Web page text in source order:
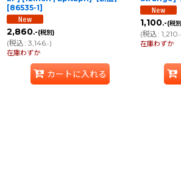
[86535-1]
2,860.-(税別)
(税込: 3,146.-)
在庫わずか
カートに入れる
1,100.-(税
(税込: 1,210.-
在庫わずか